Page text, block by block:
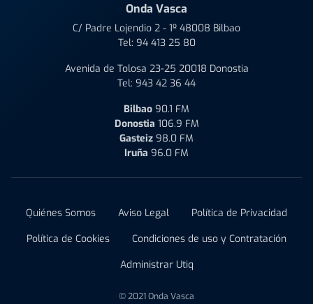
Onda Vasca
C/ Padre Lojendio 2 - 1º 48008 Bilbao
Tel: 94 413 25 80
Avenida de Tolosa 23-25 20018 Donostia
Tel: 943 42 36 44
Bilbao 90.1 FM
Donostia 106.9 FM
Gasteiz 98.0 FM
Iruña 96.0 FM
Quiénes Somos Aviso Legal
Política de Privacidad
Política de Cookies
Condiciones de uso y Contratación
Administrar Utiq
© 2021 Onda Vasca